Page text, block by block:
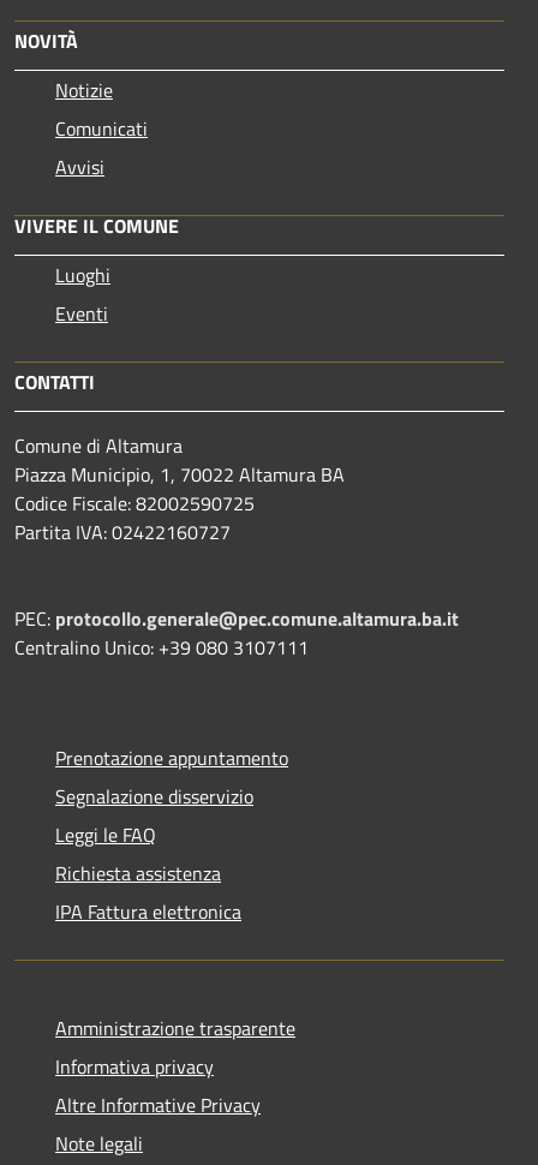
NOVITÀ
Notizie
Comunicati
Avvisi
VIVERE IL COMUNE
Luoghi
Eventi
CONTATTI
Comune di Altamura
Piazza Municipio, 1, 70022 Altamura BA
Codice Fiscale: 82002590725
Partita IVA: 02422160727
PEC: protocollo.generale@pec.comune.altamura.ba.it
Centralino Unico: +39 080 3107111
Prenotazione appuntamento
Segnalazione disservizio
Leggi le FAQ
Richiesta assistenza
IPA Fattura elettronica
Amministrazione trasparente
Informativa privacy
Altre Informative Privacy
Note legali